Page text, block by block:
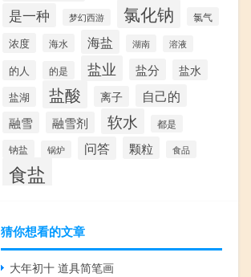
是一种 梦幻西游 氯化钠 氯气
浓度 海水 海盐 湖南 溶液
的人 的是 盐业 盐分 盐水
盐湖 盐酸 离子 自己的
融雪 融雪剂 软水 都是
钠盐 锅炉 问答 颗粒 食品
食盐
猜你想看的文章
大年初十 道具简笔画